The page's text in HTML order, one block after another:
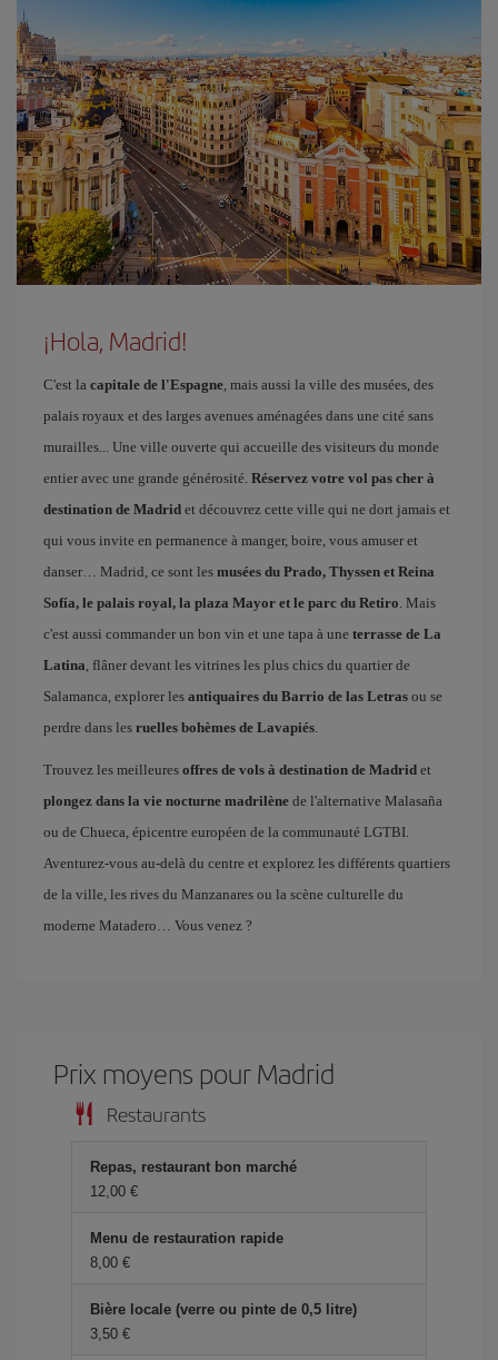
¡Hola, Madrid!
C'est la capitale de l'Espagne, mais aussi la ville des musées, des
palais royaux et des larges avenues aménagées dans une cité sans
murailles... Une ville ouverte qui accueille des visiteurs du monde
entier avec une grande générosité. Réservez votre vol pas cher à
destination de Madrid et découvrez cette ville qui ne dort jamais et
qui vous invite en permanence à manger, boire, vous amuser et
danser… Madrid, ce sont les musées du Prado, Thyssen et Reina
Sofía, le palais royal, la plaza Mayor et le parc du Retiro. Mais
c'est aussi commander un bon vin et une tapa à une terrasse de La
Latina, flâner devant les vitrines les plus chics du quartier de
Salamanca, explorer les antiquaires du Barrio de las Letras ou se
perdre dans les ruelles bohèmes de Lavapiés.
Trouvez les meilleures offres de vols à destination de Madrid et
plongez dans la vie nocturne madrilène de l'alternative Malasaña
ou de Chueca, épicentre européen de la communauté LGTBI.
Aventurez-vous au-delà du centre et explorez les différents quartiers
de la ville, les rives du Manzanares ou la scène culturelle du
moderne Matadero… Vous venez ?
Prix ​​moyens pour Madrid
Restaurants
Repas, restaurant bon marché
12,00 €
Menu de restauration rapide
8,00 €
Bière locale (verre ou pinte de 0,5 litre)
3,50 €